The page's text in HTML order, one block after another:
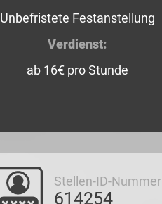
Unbefristete Festanstellung
Verdienst:
ab 16€ pro Stunde
Stellen-ID-Nummer
614254